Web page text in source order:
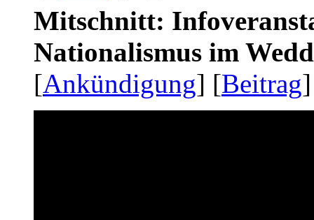
Mitschnitt:
Nationalismus im
[Ankündigung] [Beitrag